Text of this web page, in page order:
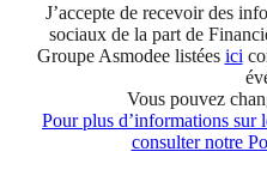
J’accepte de recevoir des
sociaux de la part de
Groupe Asmodee listées ici
Vous pouvez
Pour plus d’informations sur
consulter notre